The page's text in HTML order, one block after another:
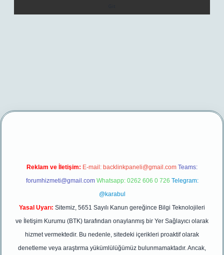
betexper yeni giriş
Reklam ve İletişim: E-mail: backlinkpaneli@gmail.com Teams:
forumhizmeti@gmail.com Whatsapp: 0262 606 0 726 Telegram:
@karabul
Yasal Uyarı: Sitemiz, 5651 Sayılı Kanun gereğince Bilgi Teknolojileri
ve İletişim Kurumu (BTK) tarafından onaylanmış bir Yer Sağlayıcı olarak
hizmet vermektedir. Bu nedenle, sitedeki içerikleri proaktif olarak
denetleme veya araştırma yükümlülüğümüz bulunmamaktadır. Ancak,